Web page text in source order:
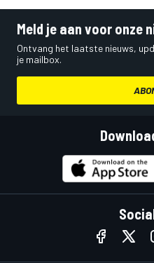
Meld je aan voor onze
Ontvang het laatste nieuws,
je mailbox.